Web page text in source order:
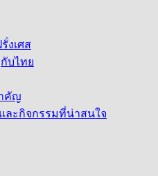
งเศส
บไทย
คัญ
ะกิจกรรมที่น่าสนใจ